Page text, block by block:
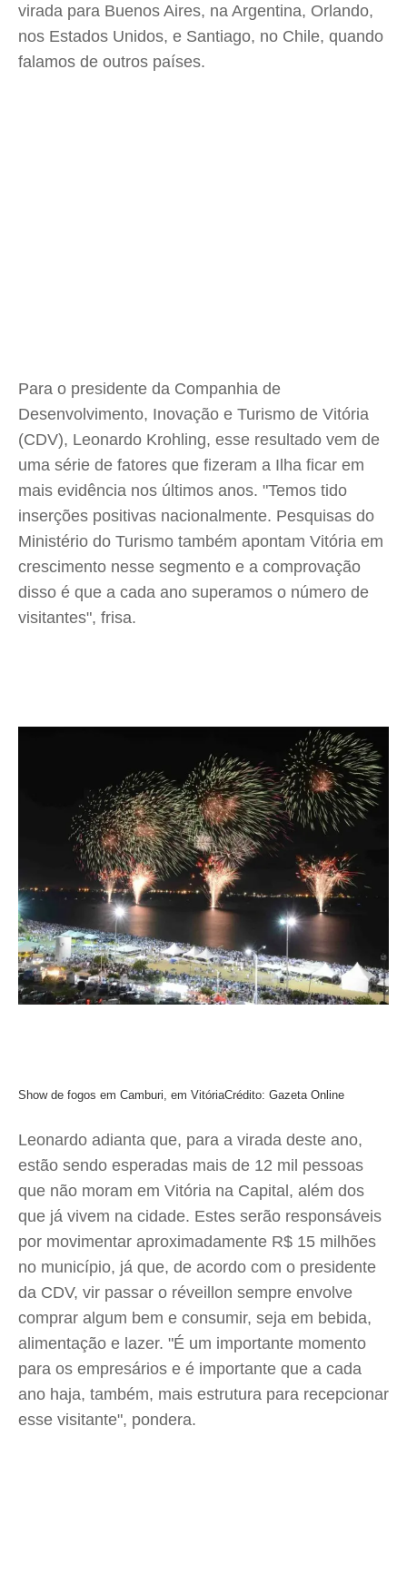
virada para Buenos Aires, na Argentina, Orlando,
nos Estados Unidos, e Santiago, no Chile, quando
falamos de outros países.
Para o presidente da Companhia de
Desenvolvimento, Inovação e Turismo de Vitória
(CDV), Leonardo Krohling, esse resultado vem de
uma série de fatores que fizeram a Ilha ficar em
mais evidência nos últimos anos. "Temos tido
inserções positivas nacionalmente. Pesquisas do
Ministério do Turismo também apontam Vitória em
crescimento nesse segmento e a comprovação
disso é que a cada ano superamos o número de
visitantes", frisa.
Show de fogos em Camburi, em VitóriaCrédito: Gazeta Online
Leonardo adianta que, para a virada deste ano,
estão sendo esperadas mais de 12 mil pessoas
que não moram em Vitória na Capital, além dos
que já vivem na cidade. Estes serão responsáveis
por movimentar aproximadamente R$ 15 milhões
no município, já que, de acordo com o presidente
da CDV, vir passar o réveillon sempre envolve
comprar algum bem e consumir, seja em bebida,
alimentação e lazer. "É um importante momento
para os empresários e é importante que a cada
ano haja, também, mais estrutura para recepcionar
esse visitante", pondera.